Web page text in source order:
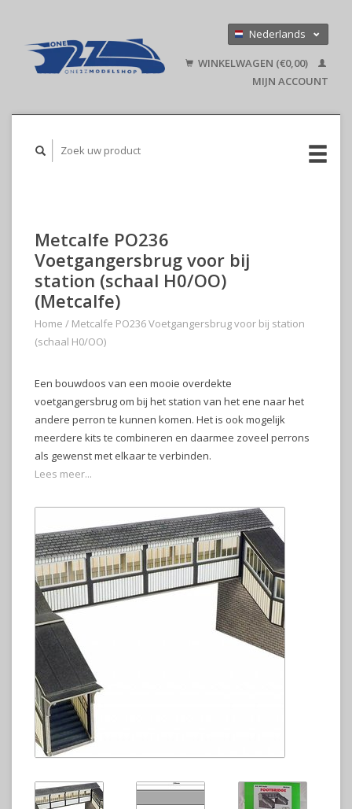
Nederlands
English
WINKELWAGEN (€0,00)
MIJN ACCOUNT
Metcalfe PO236
Voetgangersbrug voor bij
station (schaal H0/OO)
(Metcalfe)
Home / Metcalfe PO236 Voetgangersbrug voor bij station
(schaal H0/OO)
Een bouwdoos van een mooie overdekte
voetgangersbrug om bij het station van het ene naar het
andere perron te kunnen komen. Het is ook mogelijk
meerdere kits te combineren en daarmee zoveel perrons
als gewenst met elkaar te verbinden.
Lees meer...